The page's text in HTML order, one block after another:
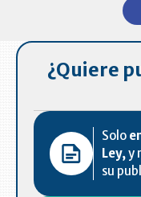
¿Quiere
Solo
Ley,y
su